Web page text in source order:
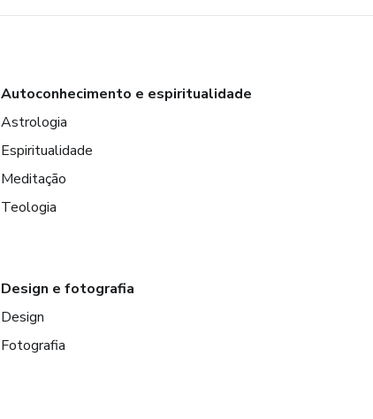
Autoconhecimento e espiritualidade
Astrologia
Espiritualidade
Meditação
Teologia
Design e fotografia
Design
Fotografia